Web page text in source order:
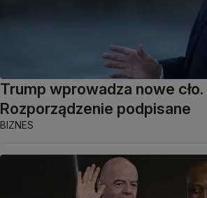
Trump wprowadza nowe cło.
Rozporządzenie podpisane
BIZNES